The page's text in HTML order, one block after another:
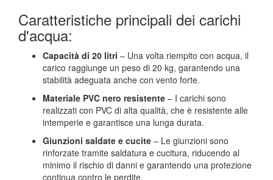
Caratteristiche principali dei carichi
d'acqua:
Capacità di 20 litri – Una volta riempito con acqua, il
carico raggiunge un peso di 20 kg, garantendo una
stabilità adeguata anche con vento forte.
Materiale PVC nero resistente – I carichi sono
realizzati con PVC di alta qualità, che è resistente alle
intemperie e garantisce una lunga durata.
Giunzioni saldate e cucite – Le giunzioni sono
rinforzate tramite saldatura e cucitura, riducendo al
minimo il rischio di danni e garantendo una protezione
continua contro le perdite.